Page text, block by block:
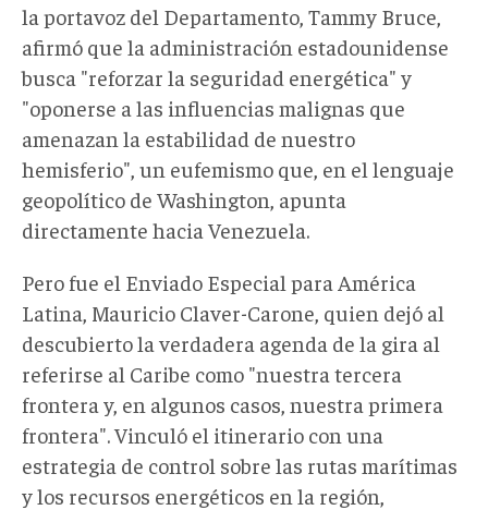
la portavoz del Departamento, Tammy Bruce,
afirmó que la administración estadounidense
busca "reforzar la seguridad energética" y
"oponerse a las influencias malignas que
amenazan la estabilidad de nuestro
hemisferio" un eufemismo que, en el lenguaje
geopolítico de Washington, apunta
directamente hacia Venezuela.
Pero fue el Enviado Especial para América
Latina, Mauricio Claver-Carone, quien dejó al
descubierto la verdadera agenda de la gira al
referirse al Caribe como "nuestra tercera
frontera y, en algunos casos, nuestra primera
frontera". Vinculó el itinerario con una
estrategia de control sobre las rutas marítimas
y los recursos energéticos en la región,